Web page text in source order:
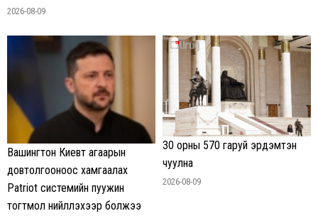
2026-08-09
Вашингтон Киевт агаарын
довтолгооноос хамгаалах
Patriot системийн пуужин
тогтмол нийлүүлэхээр болжээ
30 орны 570 гаруй эрдэмтэн
чуулна
2026-08-09